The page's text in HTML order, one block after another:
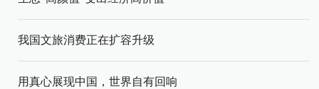
我国文旅消费正在扩容升级
用真心展现中国，世界自有回响